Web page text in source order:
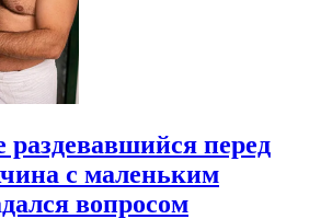
раздевавшийся перед
с маленьким
вопросом